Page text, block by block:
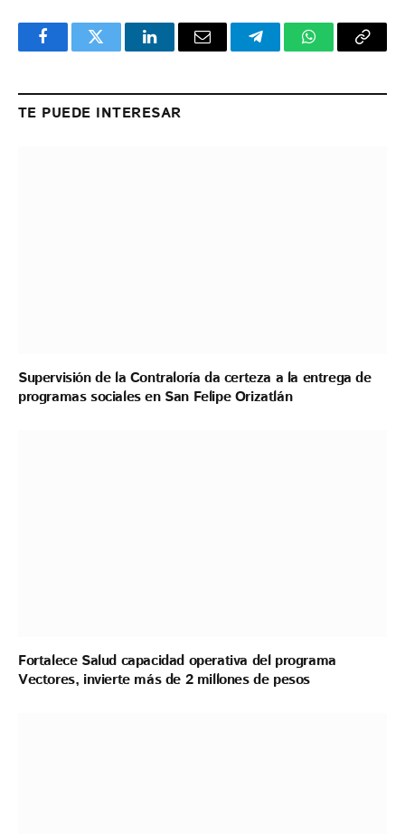
FacebookTwitter LinkedInEmail TelegramWhatsApp
Copy
TE PUEDE INTERESAR
Supervisión de la Contraloría da certeza a la entrega de
programas sociales en San Felipe Orizatlán
Fortalece Salud capacidad operativa del programa
Vectores, invierte más de 2 millones de pesos